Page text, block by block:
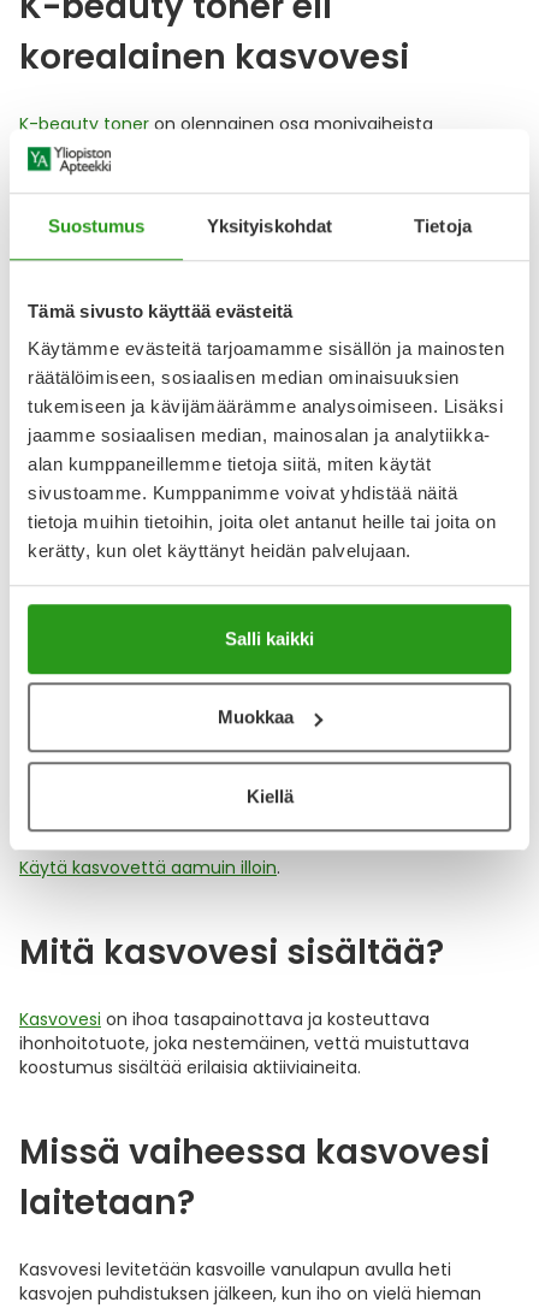
Suostumus Yksityiskohdat Tietoja
Tämä sivusto käyttää evästeitä
Käytämme evästeitä tarjoamamme sisällön ja mainosten
räätälöimiseen, sosiaalisen median ominaisuuksien
tukemiseen ja kävijämäärämme analysoimiseen. Lisäksi
jaamme sosiaalisen median, mainosalan ja analytiikka-
alan kumppaneillemme tietoja siitä, miten käytät
sivustoamme. Kumppanimme voivat yhdistää näitä
tietoja muihin tietoihin, joita olet antanut heille tai joita on
kerätty, kun olet käyttänyt heidän palvelujaan.
Salli kaikki
Muokkaa
Kiellä
korealainen kasvovesi
K-beauty toner on olennainen osa monivaiheista
korealaista ihonhoitorutiinia, joka tasapainottaa ihon pH-
arvon puhdistuksen jälkeen ja valmistelee ihon
vastaanottamaan seuraavat hoitotuotteet
tehokkaammin. Korealainen kasvovesi kosteuttaa,
rauhoittaa ja elvyttää ihoa syvävaikutteisesti, jättäen sen
raikkaaksi ja hehkuvaksi.K-beauty-ihonhoitorutiinissa
kosteutuksen sekä optimaalisen pH: ylläpitämiseksi.
Onko toner sama kuin
kasvovesi?
Kyllä.Toner on toiselta nimeltään kasvovesija
korealaisessa ihonhoidossa sen tehtävä on tasapainottaa
ihon pH ja valmistella iho vastaanottamaan seuraavat
hoitotuotteet monivaiheisessa ihonhoitorutiinissa.
Mihin kasvovesi auttaa?
Kasvovesi auttaa viimeistelemään kasvojen puhdistuksen
sillä se poistaa kasvojen puhdistuksen jälkeen vielä loputkin
liat ja meikin rippeet. Kasvovesi puhdistaa kasvoilta kuolleet
Käytä kasvovettä aamuin illoin.
Mitä kasvovesi sisältää?
Kasvovesi on ihoa tasapainottava ja kosteuttava
ihonhoitotuote, joka nestemäinen, vettä muistuttava
koostumus sisältää erilaisia aktiiviaineita.
Missä vaiheessa kasvovesi
laitetaan?
Kasvovesi levitetään kasvoille vanulapun avulla heti
kasvojen puhdistuksen jälkeen, kun iho on vielä hieman